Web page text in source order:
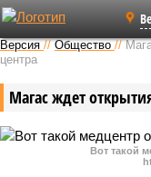
Версия //Общество //
центра
Магас ждет
Вот такой